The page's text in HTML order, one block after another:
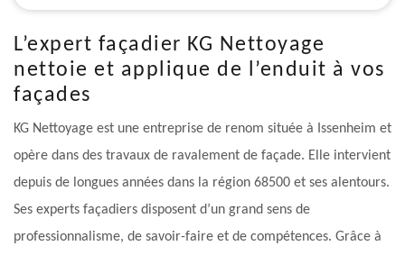
L’expert façadier KG Nettoyage
nettoie et applique de l’enduit à vos
façades
KG Nettoyage est une entreprise de renom située à Issenheim et
opère dans des travaux de ravalement de façade. Elle intervient
depuis de longues années dans la région 68500 et ses alentours.
Ses experts façadiers disposent d’un grand sens de
professionnalisme, de savoir-faire et de compétences. Grâce à